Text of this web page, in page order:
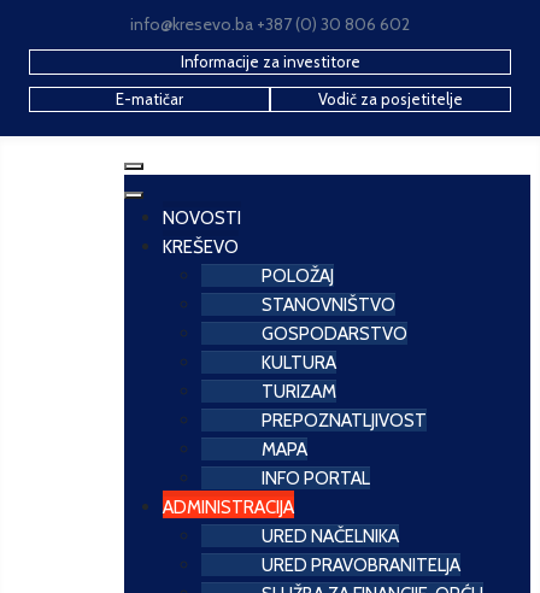
info@kresevo.ba +387 (0) 30 806 602
Informacije za investitore
E-matičar
Vodič za posjetitelje
NOVOSTI
KREŠEVO
POLOŽAJ
STANOVNIŠTVO
GOSPODARSTVO
KULTURA
TURIZAM
PREPOZNATLJIVOST
MAPA
INFO PORTAL
ADMINISTRACIJA
URED NAČELNIKA
URED PRAVOBRANITELJA